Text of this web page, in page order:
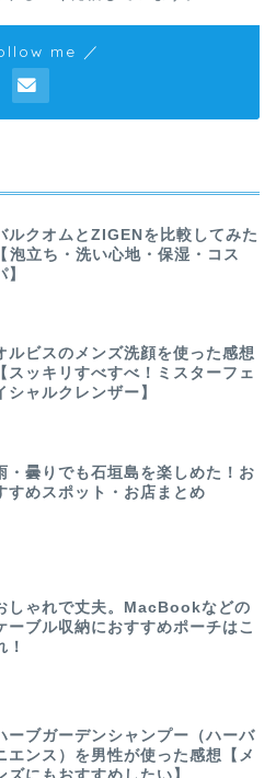
me ／
ルクオムとZIGENを比較してみた
【泡立ち・洗い心地・保湿・コス
】
ルビスのメンズ洗顔を使った感想
【スッキリすべすべ！ミスターフェ
シャルクレンザー】
・曇りでも石垣島を楽しめた！お
すめスポット・お店まとめ
しゃれで丈夫。MacBookなどの
ーブル収納におすすめポーチはこ
！
ーブガーデンシャンプー（ハーバ
エンス）を男性が使った感想【メ